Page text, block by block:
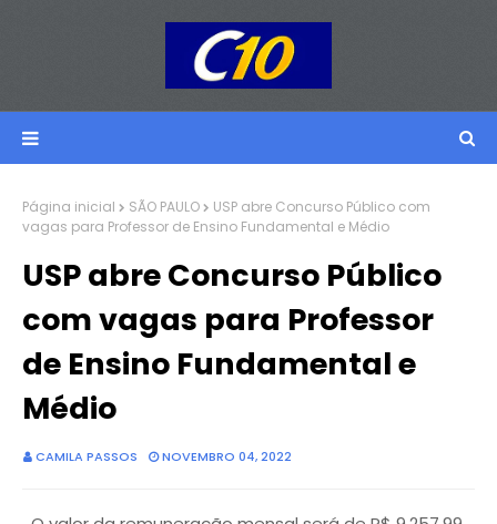
Página inicial SÃO PAULO
USP abre Concurso Público com
vagas para Professor de Ensino Fundamental e Médio
USP abre Concurso Público
com vagas para Professor
de Ensino Fundamental e
Médio
CAMILA PASSOS NOVEMBRO 04, 2022